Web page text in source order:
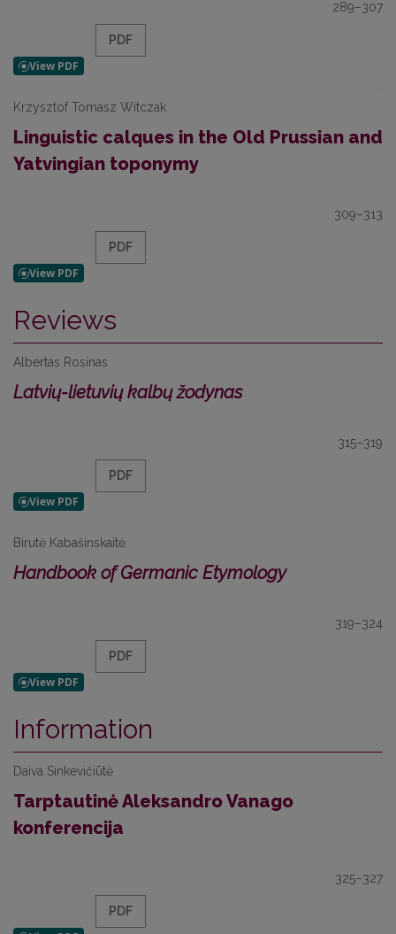
289–307
PDF
Krzysztof Tomasz Witczak
Linguistic calques in the Old Prussian and
Yatvingian toponymy
309–313
PDF
Reviews
Albertas Rosinas
Latvių-lietuvių kalbų žodynas
315–319
PDF
Birutė Kabašinskaitė
Handbook of Germanic Etymology
319–324
PDF
Information
Daiva Sinkevičiūtė
Tarptautinė Aleksandro Vanago
konferencija
325–327
PDF